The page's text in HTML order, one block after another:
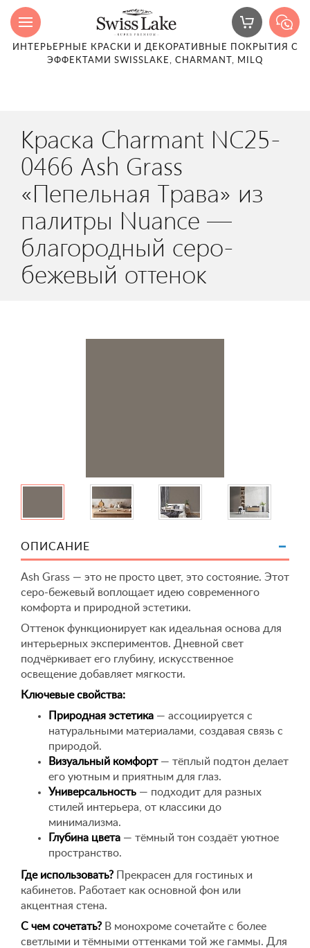
ИНТЕРЬЕРНЫЕ КРАСКИ И ДЕКОРАТИВНЫЕ ПОКРЫТИЯ С
ЭФФЕКТАМИ SWISSLAKE, CHARMANT, MILQ
Краска Charmant NC25-
0466 Ash Grass
«Пепельная Трава» из
палитры Nuance —
благородный серо-
бежевый оттенок
ОПИСАНИЕ
Ash Grass — это не просто цвет, это состояние. Этот
серо-бежевый воплощает идею современного
комфорта и природной эстетики.
Оттенок функционирует как идеальная основа для
интерьерных экспериментов. Дневной свет
подчёркивает его глубину, искусственное
освещение добавляет мягкости.
Ключевые свойства:
Природная эстетика — ассоциируется с
натуральными материалами, создавая связь с
природой.
Визуальный комфорт— тёплый подтон делает
его уютным и приятным для глаз.
Универсальность — подходит для разных
стилей интерьера, от классики до
минимализма.
Глубина цвета — тёмный тон создаёт уютное
пространство.
Где использовать? Прекрасен для гостиных и
кабинетов. Работает как основной фон или
акцентная стена.
С чем сочетать? В монохроме сочетайте с более
светлыми и тёмными оттенками той же гаммы. Для